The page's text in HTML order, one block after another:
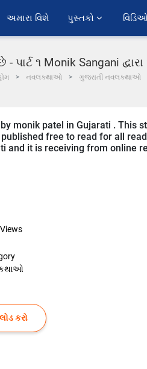
અમારા વિશે પુસ્તકો
- પાર્ટ ૧ Monik Sangani
નવલકથાઓ ગુજરાતી નવલકથાઓ
monik patel in Gujarati . This
free to read for all
and it is receiving from online
Views
કરો